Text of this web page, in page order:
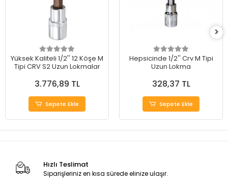
Yüksek Kaliteli 1/2'' 12 Köşe M
Tipi CRV S2 Uzun Lokmalar
3.776,89 TL
Sepete Ekle
Hepsicinde 1/2'' Crv M Tipi
Uzun Lokma
328,37 TL
Sepete Ekle
Hızlı Teslimat
Siparişleriniz en kısa sürede elinize ulaşır.